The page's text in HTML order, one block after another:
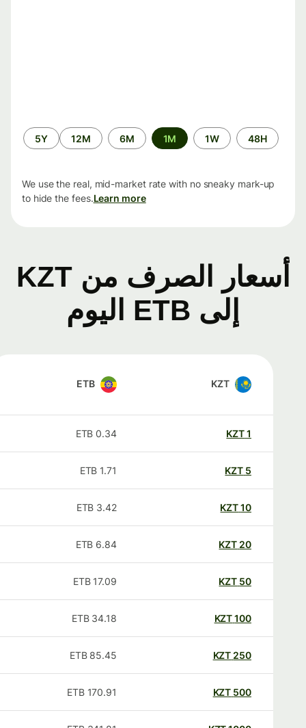
الفترة
الزمنية
48H
1W
1M
6M
12M
5Y
We use the real, mid-market rate with no sneaky mark-up
to hide the fees.Learn more
أسعار الصرف من KZT
إلى ETB اليوم
KZT
ETB
KZT
0.34
ETB
KZT
1.71
ETB
KZT
3.42
ETB
20
KZT
6.84
ETB
50
KZT
17.09
ETB
100
KZT
34.18
ETB
250
KZT
85.45
ETB
500
KZT
170.91
ETB